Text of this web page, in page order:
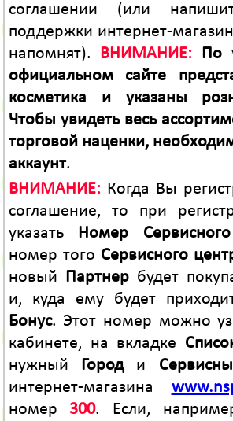
соглашении (или
поддержки интернет-
напомнят). ВНИМАНИЕ: По
официальном сайте
косметика и указаны
Чтобы увидеть весь
торговой наценки,
аккаунт.
ВНИМАНИЕ:Когда Вы
соглашение, то при
указать Номер
номер того Сервисного
новый Партнербудет
и, куда ему будет
Бонус. Этот номер можно
кабинете, на вкладке
нужный Городи
интернет-магазина
номер 300. Если,